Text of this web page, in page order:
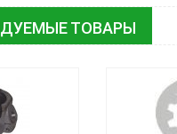
ТОВАРЫ